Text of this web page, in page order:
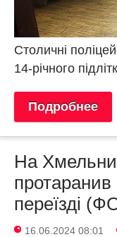
Столичні
14-річного
Подробнее
На
протаранив
переїзді
16.06.2024 08:01